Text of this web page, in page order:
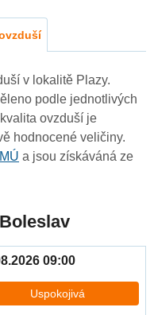
v lokalitě Plazy.
podle jednotlivých
ovzduší je
hodnocené veličiny.
a jsou získáváná ze
09:00
Uspokojivá